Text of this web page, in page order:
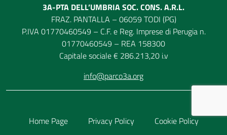
3A-PTA DELL’UMBRIA SOC. CONS. A.R.L.
FRAZ. PANTALLA – 06059 TODI (PG)
P.IVA 01770460549 – C.F. e Reg. Imprese di Perugia n.
01770460549 – REA 158300
Capitale sociale € 286.213,20 i.v
info@parco3a.org
Home Page Privacy Policy Cookie Policy